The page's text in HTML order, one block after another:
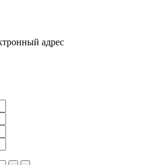
адрес